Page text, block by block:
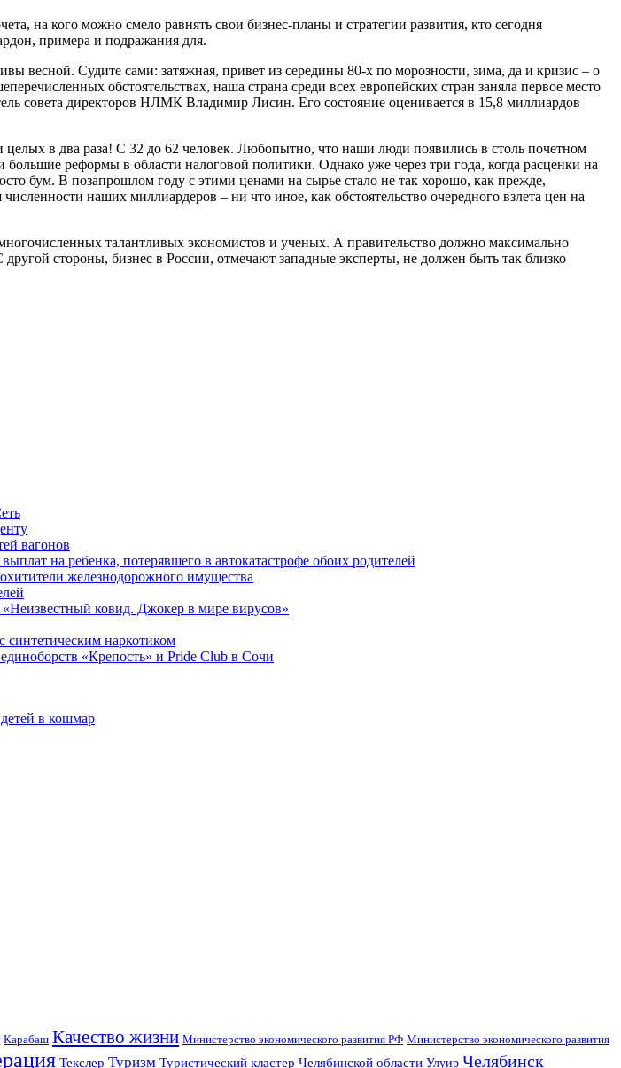
на кого можно смело равнять свои бизнес-планы и стратегии развития, кто сегодня
примера и подражания для.
весной. Судите сами: затяжная, привет из середины 80-х по морозности, зима, да и кризис – о
обстоятельствах, наша страна среди всех европейских стран заняла первое место
совета директоров НЛМК Владимир Лисин. Его состояние оценивается в 15,8 миллиардов
в два раза! С 32 до 62 человек. Любопытно, что наши люди появились в столь почетном
реформы в области налоговой политики. Однако уже через три года, когда расценки на
бум. В позапрошлом году с этими ценами на сырье стало не так хорошо, как прежде,
наших миллиардеров – ни что иное, как обстоятельство очередного взлета цен на
талантливых экономистов и ученых. А правительство должно максимально
стороны, бизнес в России, отмечают западные эксперты, не должен быть так близко
вагонов
на ребенка, потерявшего в автокатастрофе обоих родителей
железнодорожного имущества
ковид. Джокер в мире вирусов»
наркотиком
«Крепость» и Pride Club в Сочи
в кошмар
Карабаш Качество жизни Министерство экономического развития РФ Министерство экономического развития
Текслер Туризм Туристический кластер Челябинской области Улуир Челябинск